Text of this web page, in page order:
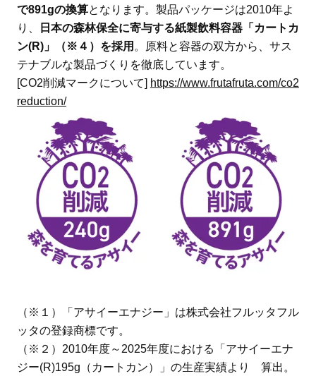
で891gの換算となります。製品パッケージは2010年よ
り、
日本の森林保全に寄与する紙製飲料容器「カートカ
ン(R)」（※４）を採用 。原料と容器の双方から、サス
テナブルな製品づくりを徹底しています。
[CO2削減マークについて] https://www.frutafruta.com/co2
reduction/
（※１）「アサイーエナジー」は株式会社フルッタフル
ッタの登録商標です。
（※２）2010年度～2025年度における「アサイーエナ
ジー(R)195g（カートカン）」の生産実績より 算出。